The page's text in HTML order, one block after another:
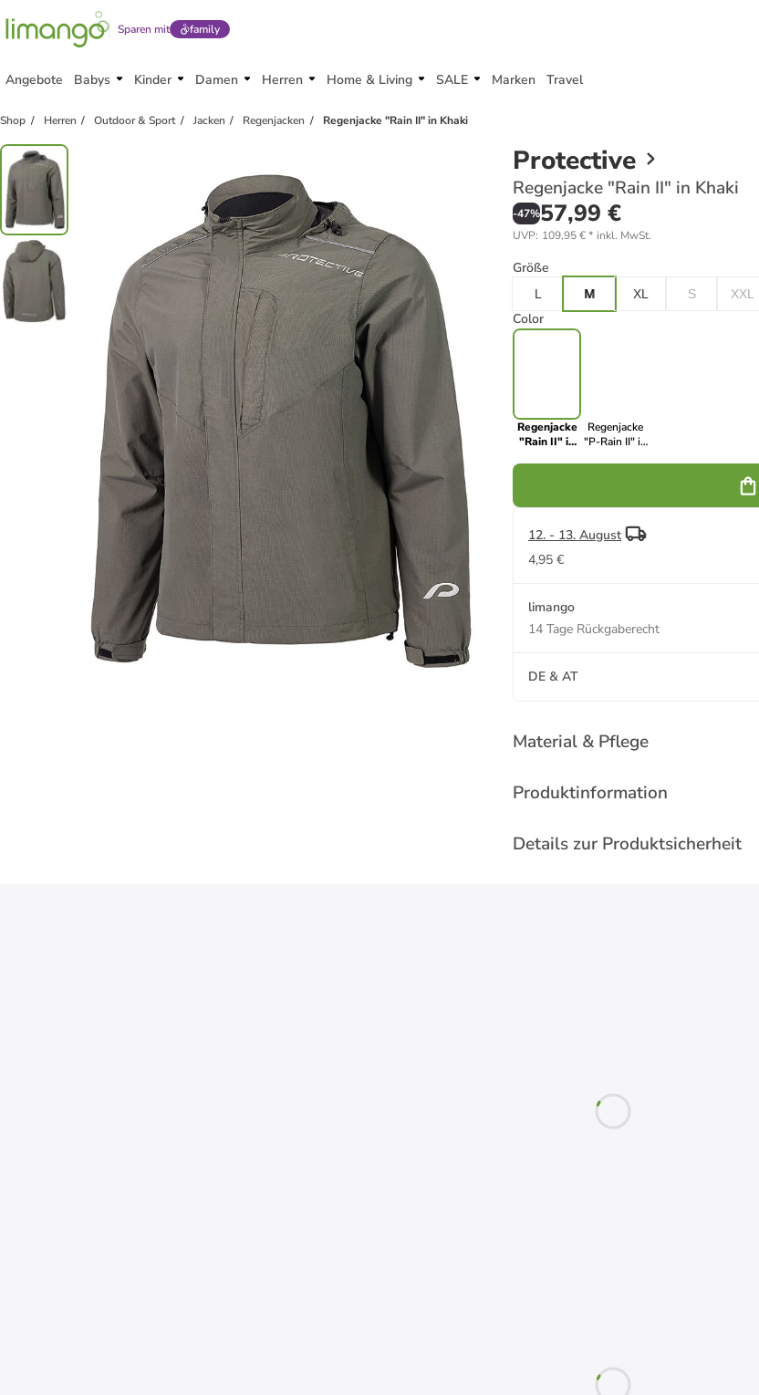
Sparen mit family
Angebote Babys Kinder Damen Herren Home & Living SALE Marken Travel
Shop Herren Outdoor & Sport Jacken Regenjacken Regenjacke "Rain II" in Khaki
Protective
Regenjacke "Rain II" in Khaki
-47%57,99 €
UVP: 109,95 €* inkl. MwSt.
Größe
L M XL S XXL
Color
Regenjacke
"Rain II" in
Regenjacke
"P-Rain II" in
12. - 13. August
4,95 €
limango
14 Tage Rückgaberecht
DE & AT
Material & Pflege
Produktinformation
Details zur Produktsicherheit